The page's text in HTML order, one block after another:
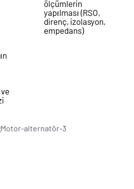
ölçümlerin
yapılması (RSO,
direnç, izolasyon,
empedans)